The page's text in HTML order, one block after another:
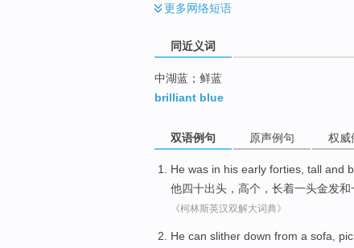
更多网络短语
同近义词
中湖蓝；鲜蓝
brilliant blue
双语例句 原声例句 权威
He was in his early forties, tall and
他四十出头， 高个 ，长着一头金发和
《柯林斯英汉双解大词典》
He can slither down from a sofa